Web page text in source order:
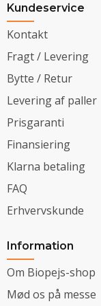
Kundeservice
Kontakt
Fragt / Levering
Bytte / Retur
Levering af paller
Prisgaranti
Finansiering
Klarna betaling
FAQ
Erhvervskunde
Information
Om Biopejs-shop
Mød os på messe